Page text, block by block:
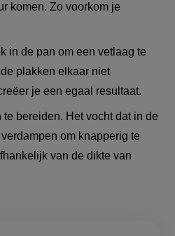
komen. Zo voorkom je
in de pan om een vetlaag te
plakken elkaar niet
je een egaal resultaat.
bereiden. Het vocht dat in de
om knapperig te
van de dikte van